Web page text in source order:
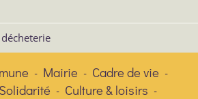
- Mairie - Cadre de vie -
Solidarité - Culture & loisirs -